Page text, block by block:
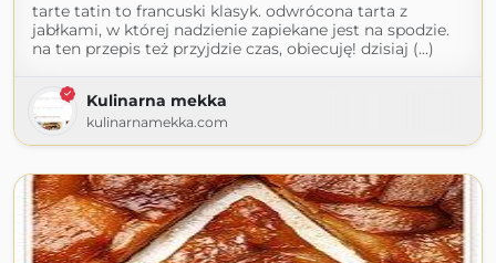
tarte tatin to francuski klasyk. odwrócona tarta z
jabłkami, w której nadzienie zapiekane jest na spodzie.
na ten przepis też przyjdzie czas, obiecuję! dzisiaj (...)
Kulinarna mekka
kulinarnamekka.com